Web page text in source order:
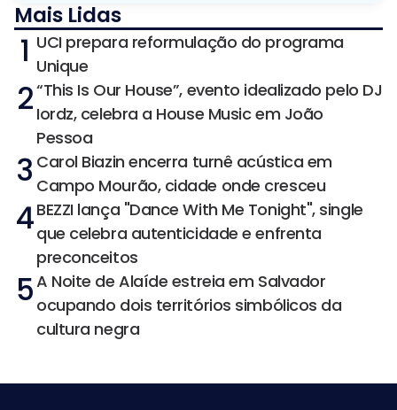
Mais Lidas
1 UCI prepara reformulação do programa
Unique
2“This Is Our House”, evento idealizado pelo DJ
Iordz, celebra a House Music em João
Pessoa
3 Carol Biazin encerra turnê acústica em
Campo Mourão, cidade onde cresceu
4BEZZI lança "Dance With Me Tonight", single
que celebra autenticidade e enfrenta
preconceitos
5A Noite de Alaíde estreia em Salvador
ocupando dois territórios simbólicos da
cultura negra